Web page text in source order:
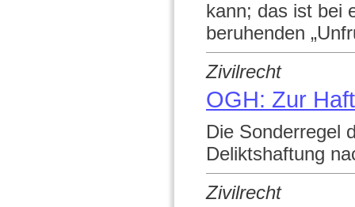
kann; das ist bei
beruhenden
Zivilrecht
OGH: Zur
Die Sonderregel
Deliktshaftung
Zivilrecht